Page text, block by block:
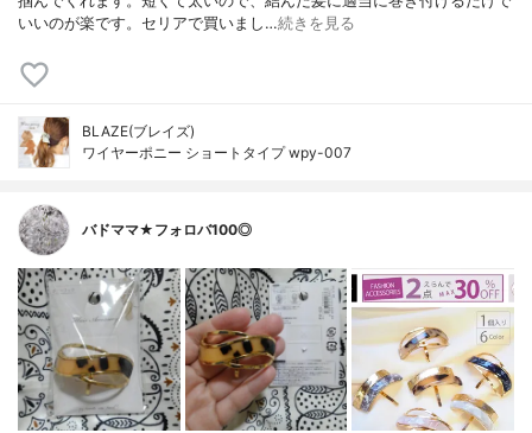
いいのが楽です。セリアで買いまし…続きを見る
BLAZE(ブレイズ)
ワイヤーポニー ショートタイプ wpy-007
バドママ★フォロバ100◎